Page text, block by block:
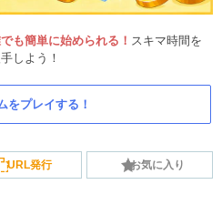
も簡単に始められる！ スキマ時間を
しよう！
をプレイする！
URL発行 お気に入り